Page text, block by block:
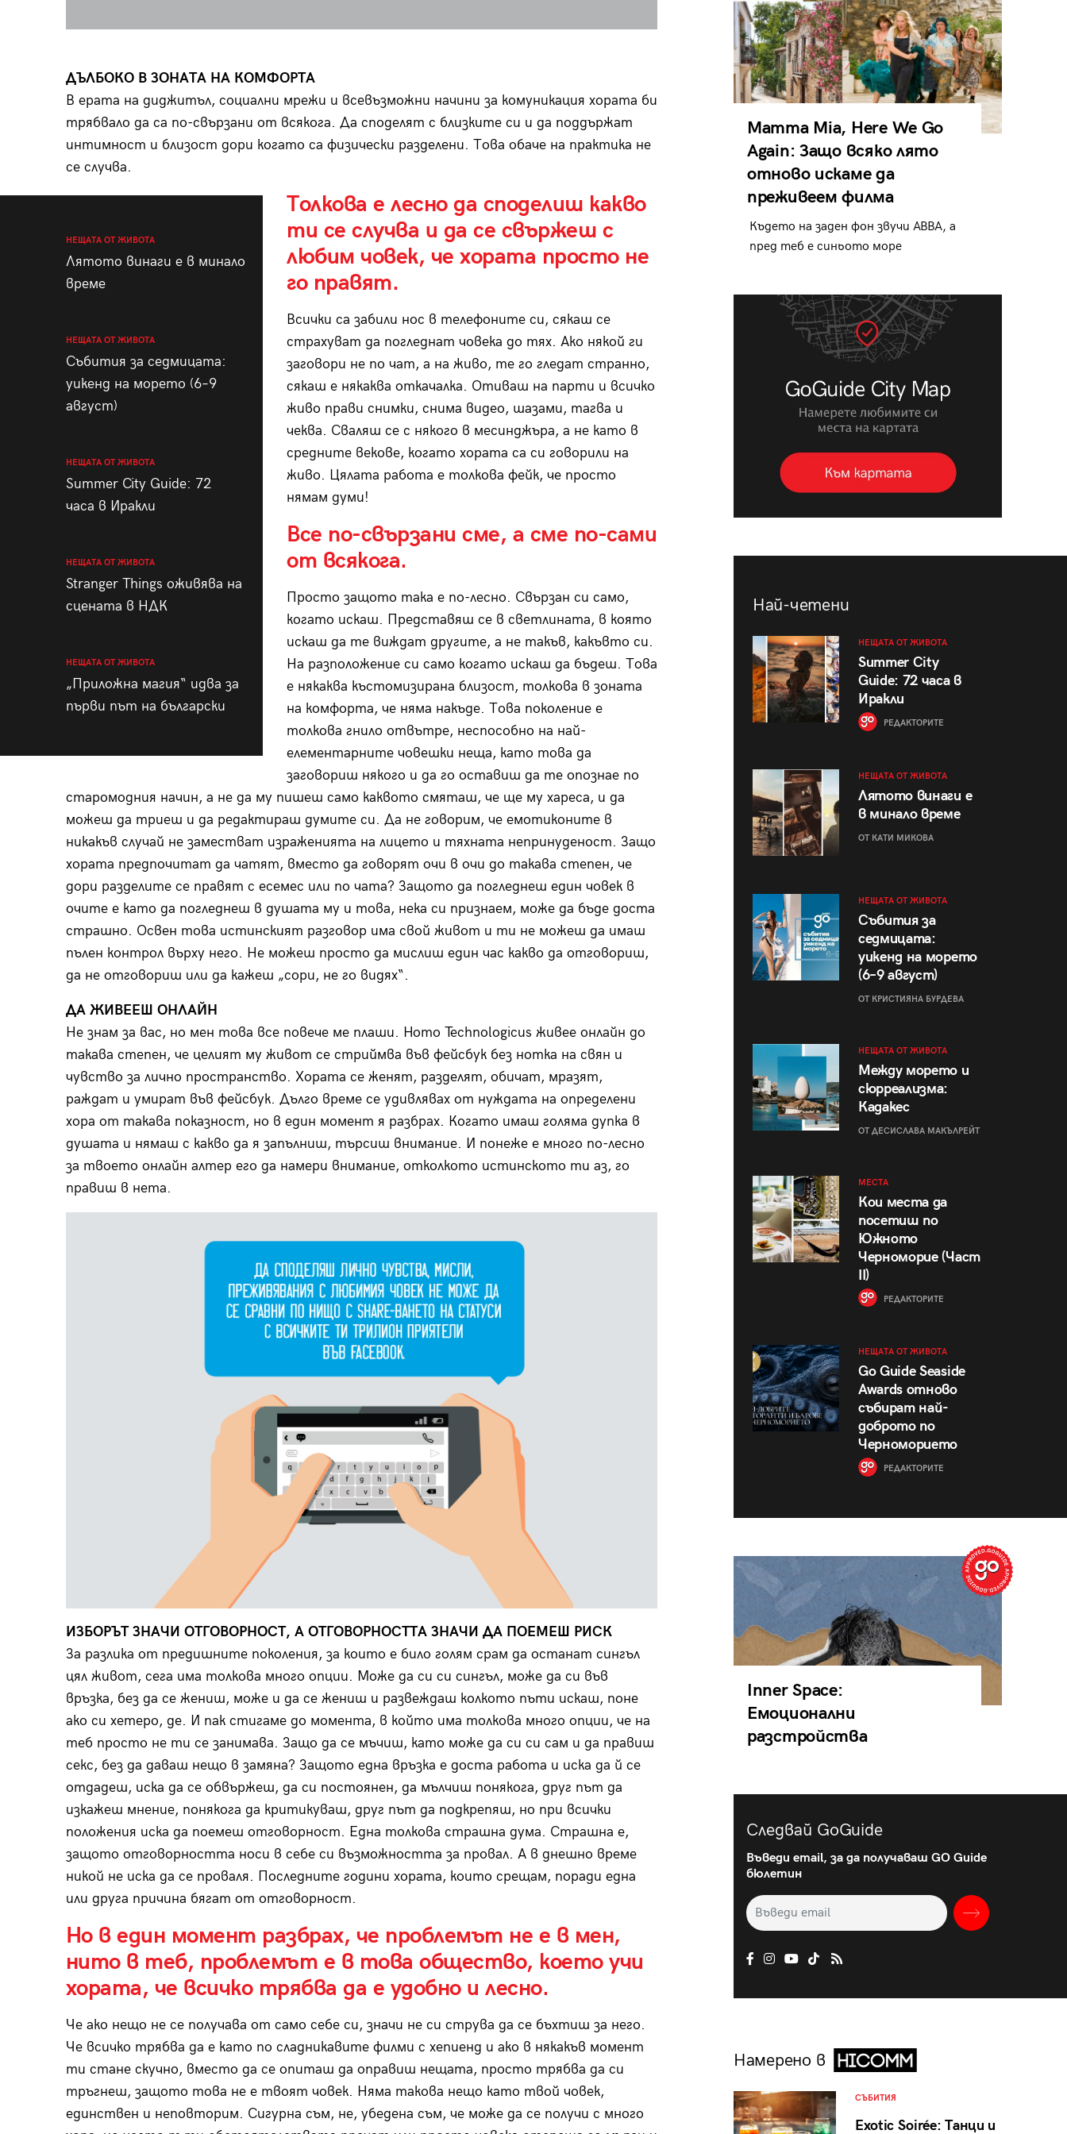
ДЪЛБОКО В ЗОНАТА НА КОМФОРТА
В ерата на диджитъл, социални мрежи и всевъзможни начини за комуникация хората би
трябвало да са по-свързани от всякога. Да споделят с близките си и да поддържат
интимност и близост дори когато са физически разделени. Това обаче на практика не
се случва.
НЕЩАТА ОТ ЖИВОТА
Лятото винаги е в минало
време
НЕЩАТА ОТ ЖИВОТА
Събития за седмицата:
уикенд на морето (6–9
август)
НЕЩАТА ОТ ЖИВОТА
Summer City Guide: 72
часа в Иракли
НЕЩАТА ОТ ЖИВОТА
Stranger Things оживява на
сцената в НДК
НЕЩАТА ОТ ЖИВОТА
„Приложна магия“ идва за
първи път на български
Толкова е лесно да споделиш какво
ти се случва и да се свържеш с
любим човек, че хората просто не
го правят.
Всички са забили нос в телефоните си, сякаш се
страхуват да погледнат човека до тях. Ако някой ги
заговори не по чат, а на живо, те го гледат странно,
сякаш е някаква откачалка. Отиваш на парти и всичко
живо прави снимки, снима видео, шазами, тагва и
чеква. Сваляш се с някого в месинджъра, а не като в
средните векове, когато хората са си говорили на
живо. Цялата работа е толкова фейк, че просто
нямам думи!
Все по-свързани сме, а сме по-сами
от всякога.
Просто защото така е по-лесно. Свързан си само,
когато искаш. Представяш се в светлината, в която
искаш да те виждат другите, а не такъв, какъвто си.
На разположение си само когато искаш да бъдеш. Това
е някаква къстомизирана близост, толкова в зоната
на комфорта, че няма накъде. Това поколение е
толкова гнило отвътре, неспособно на най-
елементарните човешки неща, като това да
заговориш някого и да го оставиш да те опознае по
старомодния начин, а не да му пишеш само каквото смяташ, че ще му хареса, и да
можеш да триеш и да редактираш думите си. Да не говорим, че емотиконите в
никакъв случай не заместват израженията на лицето и тяхната непринуденост. Защо
хората предпочитат да чатят, вместо да говорят очи в очи до такава степен, че
дори разделите се правят с есемес или по чата? Защото да погледнеш един човек в
очите е като да погледнеш в душата му и това, нека си признаем, може да бъде доста
страшно. Освен това истинският разговор има свой живот и ти не можеш да имаш
пълен контрол върху него. Не можеш просто да мислиш един час какво да отговориш,
да не отговориш или да кажеш „сори, не го видях“.
ДА ЖИВЕЕШ ОНЛАЙН
Не знам за вас, но мен това все повече ме плаши. Homo Technologicus живее онлайн до
такава степен, че целият му живот се стриймва във фейсбук без нотка на свян и
чувство за лично пространство. Хората се женят, разделят, обичат, мразят,
раждат и умират във фейсбук. Дълго време се удивлявах от нуждата на определени
хора от такава показност, но в един момент я разбрах. Когато имаш голяма дупка в
душата и нямаш с какво да я запълниш, търсиш внимание. И понеже е много по-лесно
за твоето онлайн алтер его да намери внимание, отколкото истинското ти аз, го
правиш в нета.
ИЗБОРЪТ ЗНАЧИ ОТГОВОРНОСТ, А ОТГОВОРНОСТТА ЗНАЧИ ДА ПОЕМЕШ РИСК
За разлика от предишните поколения, за които е било голям срам да останат сингъл
цял живот, сега има толкова много опции. Може да си си сингъл, може да си във
връзка, без да се жениш, може и да се жениш и развеждаш колкото пъти искаш, поне
ако си хетеро, де. И пак стигаме до момента, в който има толкова много опции, че на
теб просто не ти се занимава. Защо да се мъчиш, като може да си си сам и да правиш
секс, без да даваш нещо в замяна? Защото една връзка е доста работа и иска да й се
отдадеш, иска да се обвържеш, да си постоянен, да мълчиш понякога, друг път да
изкажеш мнение, понякога да критикуваш, друг път да подкрепяш, но при всички
положения иска да поемеш отговорност. Една толкова страшна дума. Страшна е,
защото отговорността носи в себе си възможността за провал. А в днешно време
никой не иска да се проваля. Последните години хората, които срещам, поради една
или друга причина бягат от отговорност.
Но в един момент разбрах, че проблемът не е в мен,
нито в теб, проблемът е в това общество, което учи
хората, че всичко трябва да е удобно и лесно.
Че ако нещо не се получава от само себе си, значи не си струва да се бъхтиш за него.
Че всичко трябва да е като по сладникавите филми с хепиенд и ако в някакъв момент
ти стане скучно, вместо да се опиташ да оправиш нещата, просто трябва да си
тръгнеш, защото това не е твоят човек. Няма такова нещо като твой човек,
единствен и неповторим. Сигурна съм, не, убедена съм, че може да се получи с много
Mamma Mia, Here We Go
Again: Защо всяко лято
отново искаме да
преживеем филма
Където на заден фон звучи ABBA, а
пред теб е синьото море
Най-четени
НЕЩАТА ОТ ЖИВОТА
Summer City
Guide: 72 часа в
Иракли
РЕДАКТОРИТЕ
НЕЩАТА ОТ ЖИВОТА
Лятото винаги е
в минало време
ОТ КАТИ МИКОВА
НЕЩАТА ОТ ЖИВОТА
Събития за
седмицата:
уикенд на морето
(6–9 август)
ОТ КРИСТИЯНА БУРДЕВА
НЕЩАТА ОТ ЖИВОТА
Между морето и
сюрреализма:
Кадакес
ОТ ДЕСИСЛАВА МАКЪЛРЕЙТ
МЕСТА
Кои места да
посетиш по
Южното
Черноморие (Част
II)
РЕДАКТОРИТЕ
НЕЩАТА ОТ ЖИВОТА
Go Guide Seaside
Awards отново
събират най-
доброто по
Черноморието
РЕДАКТОРИТЕ
Inner Space:
Емоционални
разстройства
Следвай GoGuide
Въведи email, за да получаваш GO Guide
бюлетин
Намерено в
СЪБИТИЯ
Exotic Soirée: Танци и